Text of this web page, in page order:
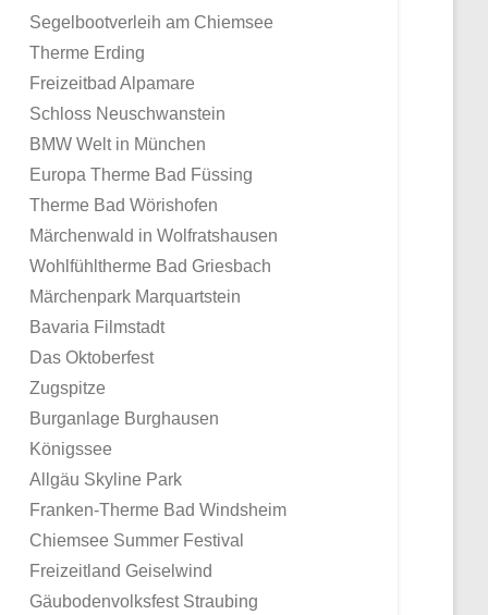
Segelbootverleih am Chiemsee
Therme Erding
Freizeitbad Alpamare
Schloss Neuschwanstein
BMW Welt in München
Europa Therme Bad Füssing
Therme Bad Wörishofen
Märchenwald in Wolfratshausen
Wohlfühltherme Bad Griesbach
Märchenpark Marquartstein
Bavaria Filmstadt
Das Oktoberfest
Zugspitze
Burganlage Burghausen
Königssee
Allgäu Skyline Park
Franken-Therme Bad Windsheim
Chiemsee Summer Festival
Freizeitland Geiselwind
Gäubodenvolksfest Straubing